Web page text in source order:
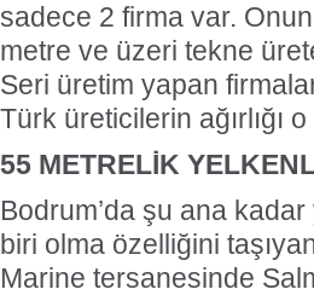
sadece 2 firma var.
metre ve üzeri tekne
Seri üretim yapan
Türk üreticilerin ağırlığı
55 METRELİK
Bodrum’da şu ana
biri olma özelliğini
Marine tersanesinde